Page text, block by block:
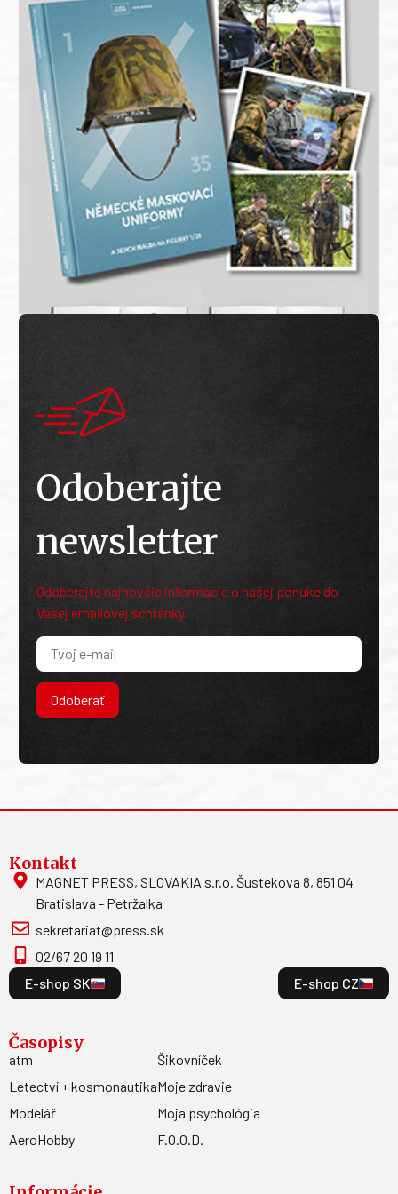
Odoberajte
newsletter
Odoberajte najnovšie informácie o našej ponuke do
Vašej emailovej schránky.
Odoberať
Kontakt
MAGNET PRESS, SLOVAKIA s.r.o. Šustekova 8, 851 04
Bratislava - Petržalka
sekretariat@press.sk
02/67 20 19 11
E-shop SK
E-shop CZ
Časopisy
atm
Letectví + kosmonautika
Modelář
AeroHobby
Šikovníček
Moje zdravie
Moja psychológia
F.O.O.D.